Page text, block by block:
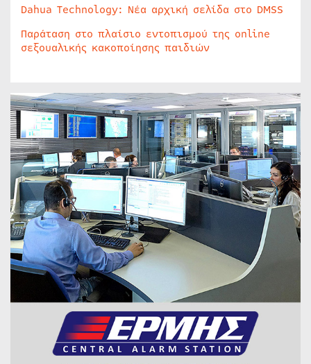
Dahua Technology: Νέα αρχική σελίδα στο DMSS
Παράταση στο πλαίσιο εντοπισμού της online
σεξουαλικής κακοποίησης παιδιών